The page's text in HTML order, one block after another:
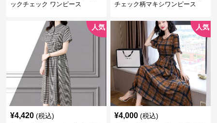
ックチェック ワンピース
チェック柄マキシワンピース
人気
¥4,420 (税込)
人気
¥4,000 (税込)